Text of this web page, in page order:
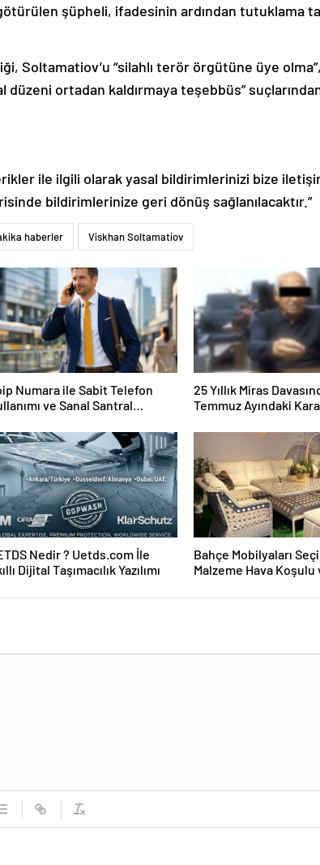
şüpheli, ifadesinin ardından tutuklama
Soltamatiov’u “silahlı terör örgütüne üye olma”,
düzeni ortadan kaldırmaya teşebbüs”
ile ilgili olarak yasal bildirimlerinizi bize
bildirimlerinize geri dönüş sağlanılacaktır.”
haberler Viskhan Soltamatiov
Numara ile Sabit Telefon
ve Sanal Santral
25 Yıllık Miras
Temmuz Ayındaki
Nedir ? Uetds.com İle
Dijital Taşımacılık Yazılımı
Bahçe Mobilyaları
Malzeme Hava Koşulu